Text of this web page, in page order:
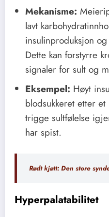
Mekanisme:
lavt
insulinproduksjon
Dette kan forstyrre
signaler for sult og
Eksempel: Høyt
blodsukkeret etter
trigge sultfølelse
har spist.
Rødt kjøtt: Den store
Hyperpalatabilitet